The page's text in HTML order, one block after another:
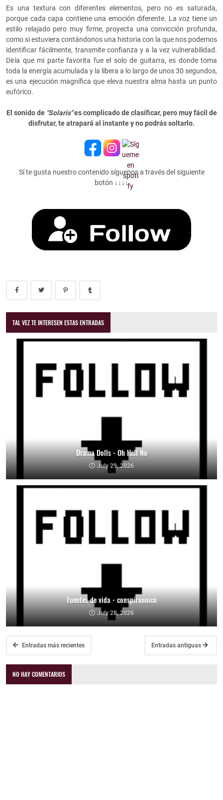
Es una textura con diferentes elementos, pero no es saturada,
porque cada capa contiene una emoción diferente. La voz tiene un
estilo relajado pero muy firme, proyecta una convicción profunda,
como si estuviera contándonos una historia con la que nos podemos
identificar fácilmente, transmite confianza y a la vez vulnerabilidad.
Diría que mi parte favorita fue el solo de guitarra, es donde toma
toda la energía acumulada y la libera a lo largo de unos 30 segundos,
es una ejecución magnífica que eleva nuestra alma hasta un punto
eufórico.
El sonido de "Solaris"es complicado de clasificar, pero muy fácil de
disfrutar, te atrapará al instante y no podrás soltarlo.
Sí te gusta nuestro contenido síguenos a través del siguiente
botón ↓↓↓↓
TAL VEZ TE INTERESEN ESTAS ENTRADAS
Drama Dolls - Oh Hell No
July 29, 2026
Fuentes de vida - conspiranoico
July 28, 2026
Entradas más recientes Entradas antiguas
NO HAY COMENTARIOS